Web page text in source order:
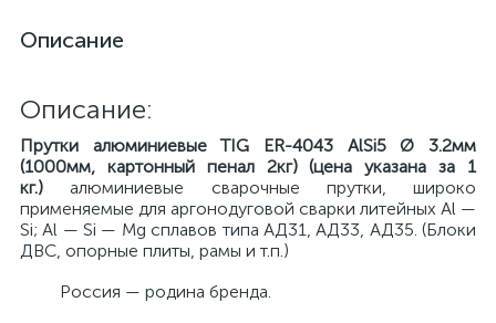
Описание
Описание:
Прутки алюминиевые TIG ER-4043 AlSi5 Ø 3.2мм
(1000мм, картонный пенал 2кг) (цена указана за 1
кг.)
алюминиевые сварочные прутки, широко
применяемые для аргонодуговой сварки литейных Al —
Si; Al — Si — Mg сплавов типа АД31, АД33, АД35. (Блоки
ДВС, опорные плиты, рамы и т.п.)
Россия — родина бренда.